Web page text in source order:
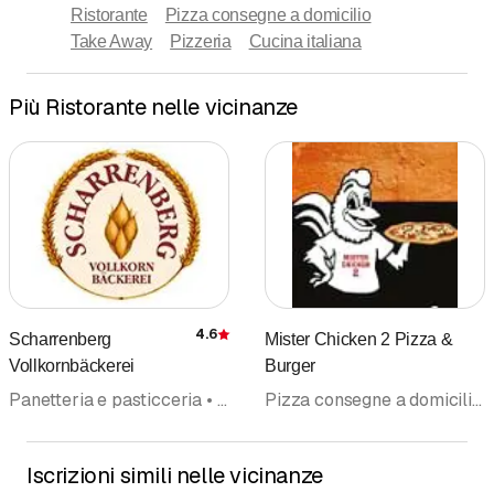
Ristorante
Pizza consegne a domicilio
Take Away
Pizzeria Cucina italiana
Più Ristorante nelle vicinanze
Scharrenberg
Vollkornbäckerei
Recensione
4.6
Panetteria e pasticceria • Panetteria pasticceria • Bio, prodotti • Take Away • Specialità alimentari • Negozi di Alimentari • Ristorante • Ristorante, Caffè, Grotto, Bar
Mister Chicken 2 Pizza &
Burger
Pizza consegne a domicilio • Take Away • Pizzeria • Ristorante • Ristorante, Caffè, Grotto, Bar • Consegne a domicilio
Iscrizioni simili nelle vicinanze